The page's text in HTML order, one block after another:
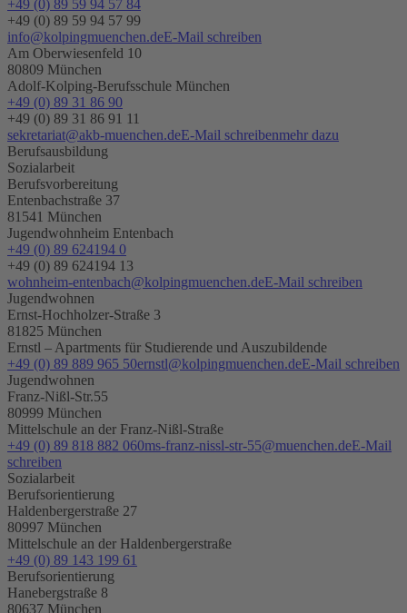
+49 (0) 89 59 94 57 84
+49 (0) 89 59 94 57 99
info@kolpingmuenchen.deE-Mail schreiben
Am Oberwiesenfeld 10
80809 München
Adolf-Kolping-Berufsschule München
+49 (0) 89 31 86 90
+49 (0) 89 31 86 91 11
sekretariat@akb-muenchen.deE-Mail schreibenmehr dazu
Berufsausbildung
Sozialarbeit
Berufsvorbereitung
Entenbachstraße 37
81541 München
Jugendwohnheim Entenbach
+49 (0) 89 624194 0
+49 (0) 89 624194 13
wohnheim-entenbach@kolpingmuenchen.deE-Mail schreiben
Jugendwohnen
Ernst-Hochholzer-Straße 3
81825 München
Ernstl – Apartments für Studierende und Auszubildende
+49 (0) 89 889 965 50ernstl@kolpingmuenchen.deE-Mail schreiben
Jugendwohnen
Franz-Nißl-Str.55
80999 München
Mittelschule an der Franz-Nißl-Straße
+49 (0) 89 818 882 060ms-franz-nissl-str-55@muenchen.deE-Mail
schreiben
Sozialarbeit
Berufsorientierung
Haldenbergerstraße 27
80997 München
Mittelschule an der Haldenbergerstraße
+49 (0) 89 143 199 61
Berufsorientierung
Hanebergstraße 8
80637 München